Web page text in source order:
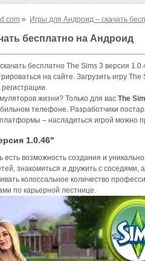
» Игры для Андроид – скачать
бесплатно на Андроид
бесплатно The Sims 3 версия
на сайте. Загрузить игру
жизни? Только для вас The
телефоне. Разработчики
– насладиться игрой можно
1.0.46"
возможность создания и
знакомиться и дружить с соседями,
колоссальное количество
по карьерной лестнице.